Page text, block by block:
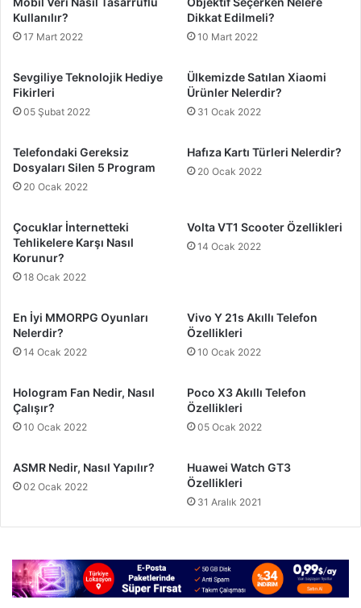
Kullanılır?
17 Mart 2022
Dikkat Edilmeli?
10 Mart 2022
Sevgiliye Teknolojik Hediye
Fikirleri
05 Şubat 2022
Ülkemizde Satılan Xiaomi
Ürünler Nelerdir?
31 Ocak 2022
Telefondaki Gereksiz
Dosyaları Silen 5 Program
20 Ocak 2022
Hafıza Kartı Türleri Nelerdir?
20 Ocak 2022
Çocuklar İnternetteki
Tehlikelere Karşı Nasıl
Korunur?
18 Ocak 2022
Volta VT1 Scooter Özellikleri
14 Ocak 2022
En İyi MMORPG Oyunları
Nelerdir?
14 Ocak 2022
Vivo Y 21s Akıllı Telefon
Özellikleri
10 Ocak 2022
Hologram Fan Nedir, Nasıl
Çalışır?
10 Ocak 2022
Poco X3 Akıllı Telefon
Özellikleri
05 Ocak 2022
ASMR Nedir, Nasıl Yapılır?
02 Ocak 2022
Huawei Watch GT3
Özellikleri
31 Aralık 2021